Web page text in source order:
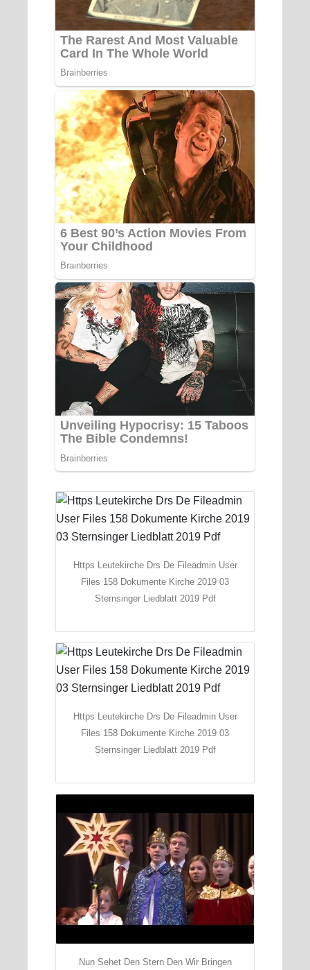
Https Leutekirche Drs De Fileadmin User
Files 158 Dokumente Kirche 2019 03
Sternsinger Liedblatt 2019 Pdf
Https Leutekirche Drs De Fileadmin User
Files 158 Dokumente Kirche 2019 03
Sternsinger Liedblatt 2019 Pdf
Nun Sehet Den Stern Den Wir Bringen